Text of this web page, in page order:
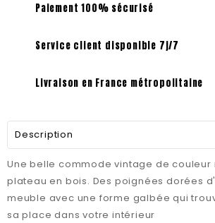
Paiement 100% sécurisé
Service client disponible 7j/7
Livraison en France métropolitaine
Description
Une belle commode vintage de couleur
plateau en bois. Des poignées dorées
meuble avec une forme galbée qui
sa place dans votre intérieur